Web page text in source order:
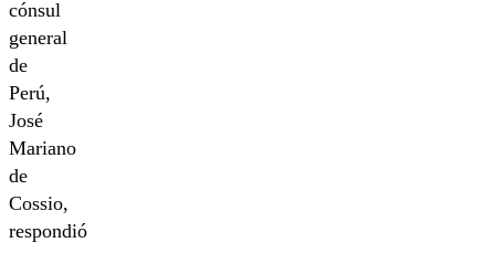
cónsul
general
de
Perú,
José
Mariano
de
Cossio,
respondió